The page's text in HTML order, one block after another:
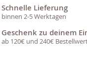
Schnelle Lieferung
binnen 2-5 Werktagen
Geschenk zu deinem
ab 120€ und 240€